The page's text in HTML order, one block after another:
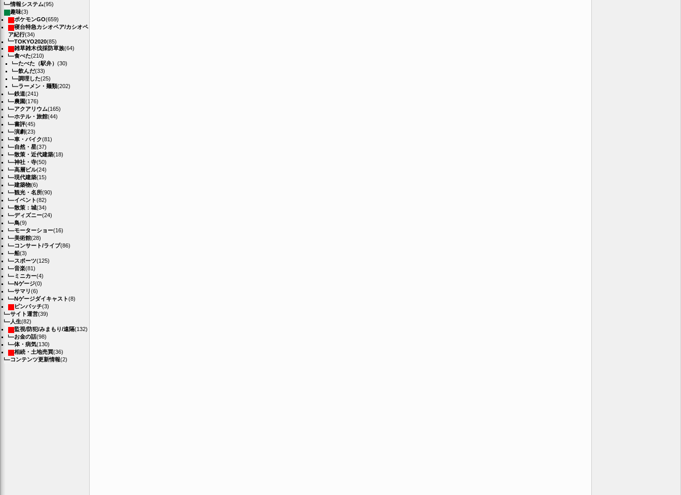
情報システム(95)
趣味(3)
ポケモンGO(659)
寝台特急カシオペア/カシオペ
ア紀行(34)
TOKYO2020(85)
雑草雑木伐採防草族(64)
食べた(210)
たべた（駅弁） (30)
飲んだ(33)
調理した(25)
ラーメン・麺類(202)
鉄道(241)
農園(176)
アクアリウム(165)
ホテル・旅館(44)
書評(45)
演劇(23)
車・バイク(81)
自然・星(37)
散策・近代建築(18)
神社・寺(50)
高層ビル(24)
現代建築(15)
建築物(6)
観光・名所(90)
イベント(82)
散策：城(34)
ディズニー(24)
鳥(9)
モーターショー(16)
美術館(28)
コンサート/ライブ(86)
船(3)
スポーツ(125)
音楽(81)
ミニカー(4)
Nゲージ(0)
サマリ(6)
Nゲージダイキャスト(8)
ピンバッチ(3)
サイト運営(39)
人生(82)
監視/防犯/みまもり/遠隔(132)
お金の話(98)
体・病気(130)
相続・土地売買(36)
コンテンツ更新情報(2)